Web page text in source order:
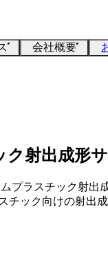
会社概要
射出成形
プラスチック射
ック向けの射出